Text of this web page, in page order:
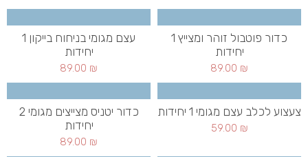
כדור פוטבול זוהר ומצייץ 1
יחידות
89.00 ₪
עצם מגומי בניחוח בייקון 1
יחידות
89.00 ₪
צעצוע לכלב עצם מגומי 1 יחידות
59.00 ₪
כדור יטניס מצייצים מגומי 2
יחידות
89.00 ₪